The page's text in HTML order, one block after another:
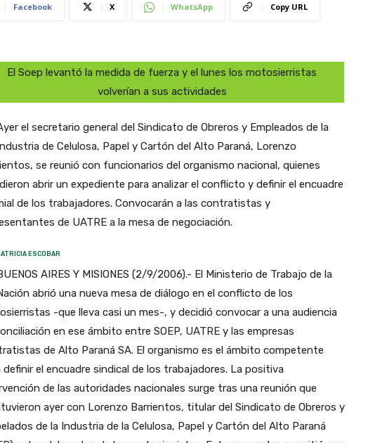
Facebook X WhatsApp Copy URL
El Soep levantó la medida de fuerza y el lunes los motosierristas
volverían a sus actividades
el secretario general del Sindicato de Obreros y Empleados de la
de Celulosa, Papel y Cartón del Alto Paraná, Lorenzo
se reunió con funcionarios del organismo nacional, quienes
abrir un expediente para analizar el conflicto y definir el encuadre
de los trabajadores. Convocarán a las contratistas y
de UATRE a la mesa de negociación.
ESCOBAR
AIRES Y MISIONES (2/9/2006).- El Ministerio de Trabajo de la
abrió una nueva mesa de diálogo en el conflicto de los
-que lleva casi un mes-, y decidió convocar a una audiencia
en ese ámbito entre SOEP, UATRE y las empresas
de Alto Paraná SA. El organismo es el ámbito competente
definir el encuadre sindical de los trabajadores. La positiva
de las autoridades nacionales surge tras una reunión que
ayer con Lorenzo Barrientos, titular del Sindicato de Obreros y
de la Industria de la Celulosa, Papel y Cartón del Alto Paraná